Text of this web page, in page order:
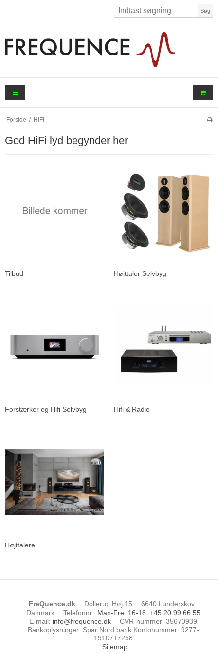
Søg
Forside / HiFi
God HiFi lyd begynder her
Tilbud Højttaler Selvbyg
Forstærker og Hifi Selvbyg Hifi & Radio
Højttalere
FreQuence.dk Dollerup Høj 15
6640 Lunderskov
Danmark
Telefonnr. : Man-Fre. 16-18: +45 20 99 66 55
E-mail: info@frequence.dk CVR-nummer: 35670939
Bankoplysninger: Spar Nord bank Kontonummer: 9277-
1910717258
Sitemap